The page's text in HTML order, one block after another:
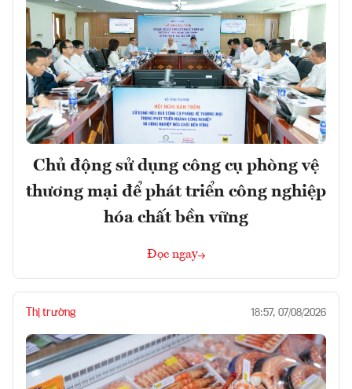
Chủ động sử dụng công cụ phòng vệ
thương mại để phát triển công nghiệp
hóa chất bền vững
Đọc ngay
Thị trường 18:57, 07/08/2026